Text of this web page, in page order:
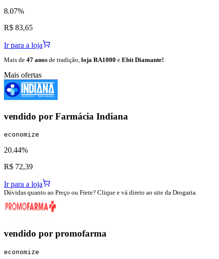
8.07%
R$ 83,65
Ir para a loja
Mais de 47 anos de tradição, loja RA1000 e Ebit Diamante!
Mais ofertas
vendido por Farmácia Indiana
economize
20.44%
R$ 72,39
Ir para a loja
Dúvidas quanto ao Preço ou Frete? Clique e vá direto ao site da Drogaria.
vendido por promofarma
economize